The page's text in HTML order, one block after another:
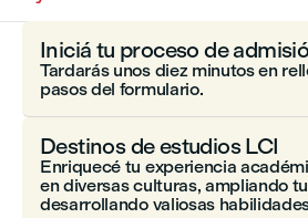
Iniciá tu proceso de
Tardarás unos diez minutos en
pasos del formulario.
Destinos de estudios LCI
Enriquecé tu experiencia
en diversas culturas, ampliando
desarrollando valiosas